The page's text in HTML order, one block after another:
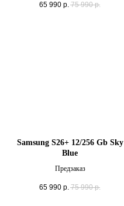
65 990 р. 75 990 р.
Samsung S26+ 12/256 Gb Sky
Blue
Предзаказ
65 990 р. 75 990 р.